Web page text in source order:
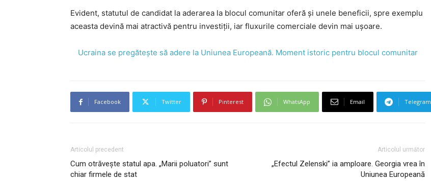
Evident, statutul de candidat la aderarea la blocul comunitar oferă și unele beneficii, spre exemplu
aceasta devină mai atractivă pentru investiții, iar fluxurile comerciale devin mai ușoare.
Ucraina se pregătește să adere la Uniunea Europeană. Moment istoric pentru blocul comunitar
Facebook Twitter Pinterest WhatsApp Email Telegram
Articolul precedent
Cum otrăvește statul apa. „Marii poluatori” sunt
chiar firmele de stat
Articolul următor
„Efectul Zelenski” ia amploare. Georgia vrea în
Uniunea Europeană